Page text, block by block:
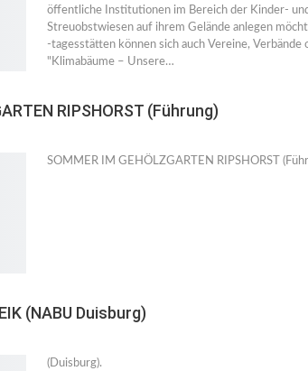
öffentliche Institutionen im Bereich der Kinder-
Streuobstwiesen auf ihrem Gelände anlegen
-tagesstätten können sich auch Vereine,
"Klimabäume – Unsere…
RIPSHORST (Führung)
SOMMER IM GEHÖLZGARTEN RIPSHORST
(NABU Duisburg)
(Duisburg).